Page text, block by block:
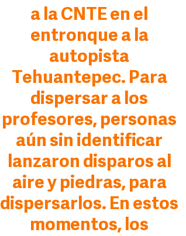
a la CNTE en el
entronque a la
autopista
Tehuantepec. Para
dispersar a los
profesores, personas
aún sin identificar
lanzaron disparos al
aire y piedras, para
dispersarlos. En estos
momentos, los